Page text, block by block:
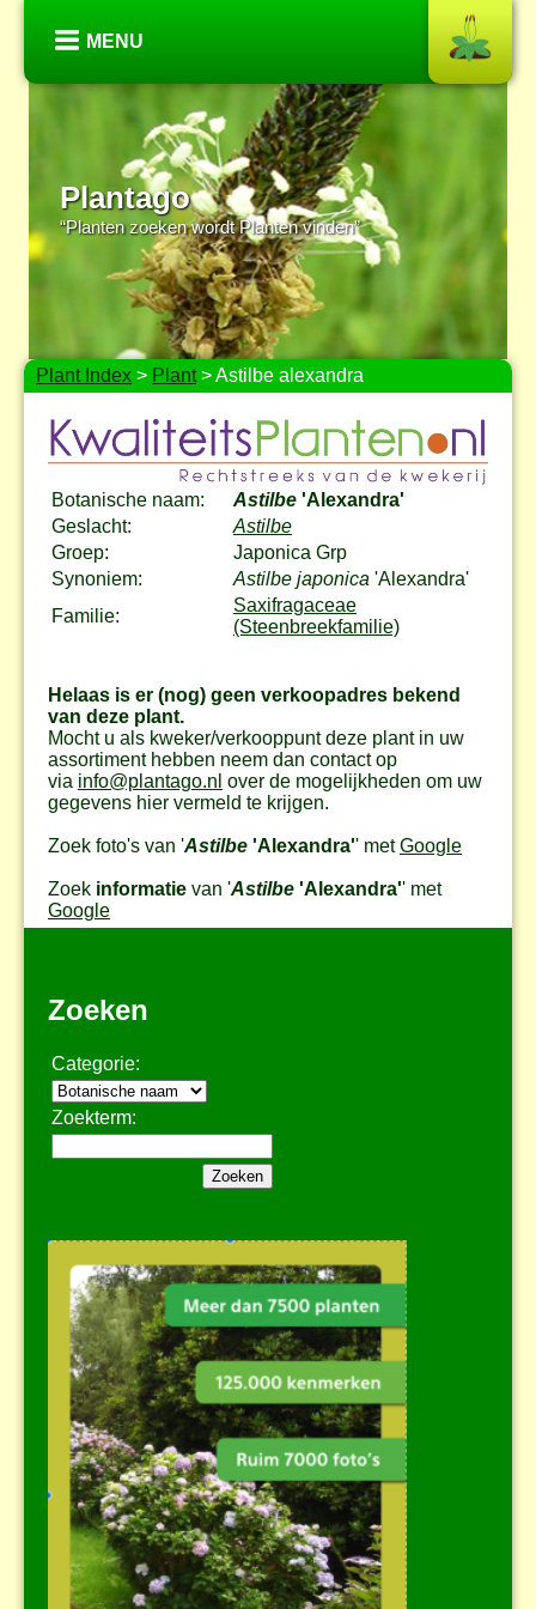
MENU
Plantago
“Planten zoeken wordt Planten vinden”
Plant Index > Plant> Astilbe alexandra
Botanische naam: Astilbe 'Alexandra'
Geslacht:
Astilbe
Groep:
Japonica Grp
Synoniem:
Astilbe japonica 'Alexandra'
Familie:
Saxifragaceae
(Steenbreekfamilie)
Helaas is er (nog) geen verkoopadres bekend
van deze plant.
Mocht u als kweker/verkooppunt deze plant in uw
assortiment hebben neem dan contact op
via info@plantago.nl over de mogelijkheden om uw
gegevens hier vermeld te krijgen.
Zoek foto's van 'Astilbe 'Alexandra'' metGoogle
Zoek informatie van 'Astilbe 'Alexandra'' met
Google
Zoeken
Categorie:
Zoekterm: